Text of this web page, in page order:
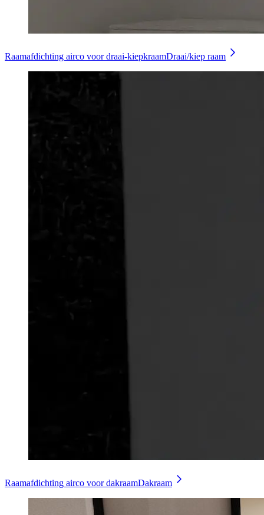
Raamafdichting airco voor draai-kiepkraamDraai/kiep raam
Raamafdichting airco voor dakraamDakraam